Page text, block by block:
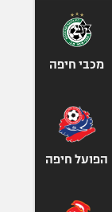
מכבי חיפה
הפועל חיפה